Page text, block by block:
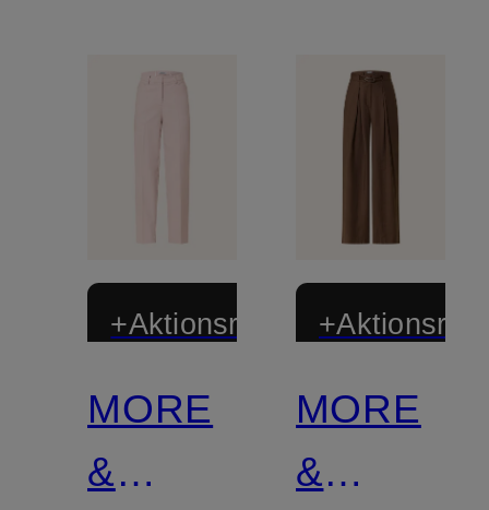
+Aktionsrabatt
MORE
&
MORE
&